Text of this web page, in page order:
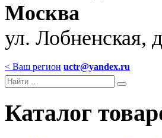
Москва
ул. Лобненская,
< Ваш регион uctr@yandex.ru
Каталог